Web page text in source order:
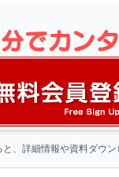
、詳細情報や資料ダウン